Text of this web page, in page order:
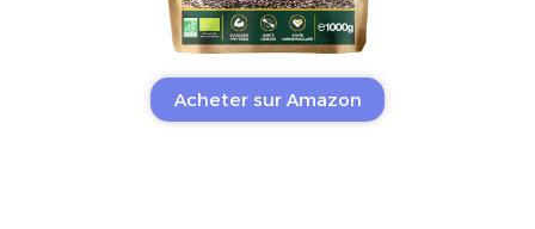
Acheter sur Amazon